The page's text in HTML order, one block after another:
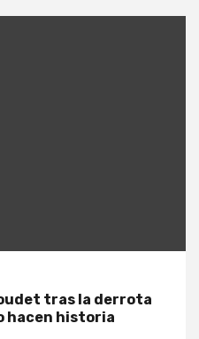
tras la derrota
hacen historia